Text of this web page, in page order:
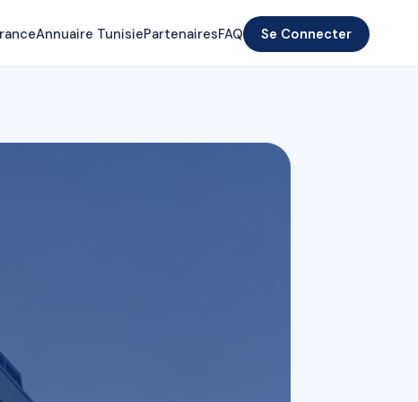
Annuaire TunisiePartenairesFAQ Se Connecter